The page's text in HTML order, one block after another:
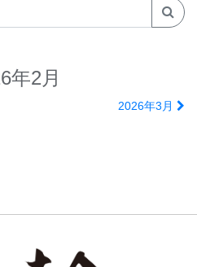
年2月
2026年3月